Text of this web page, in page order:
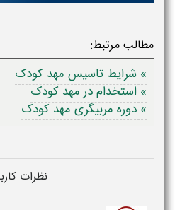
مطالب مرتبط:
» شرایط تاسیس مهد کودک
» استخدام در مهد کودک
» دوره مربیگری مهد کودک
نظرات کاربران